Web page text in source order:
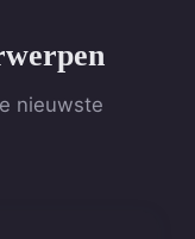
nieuwste